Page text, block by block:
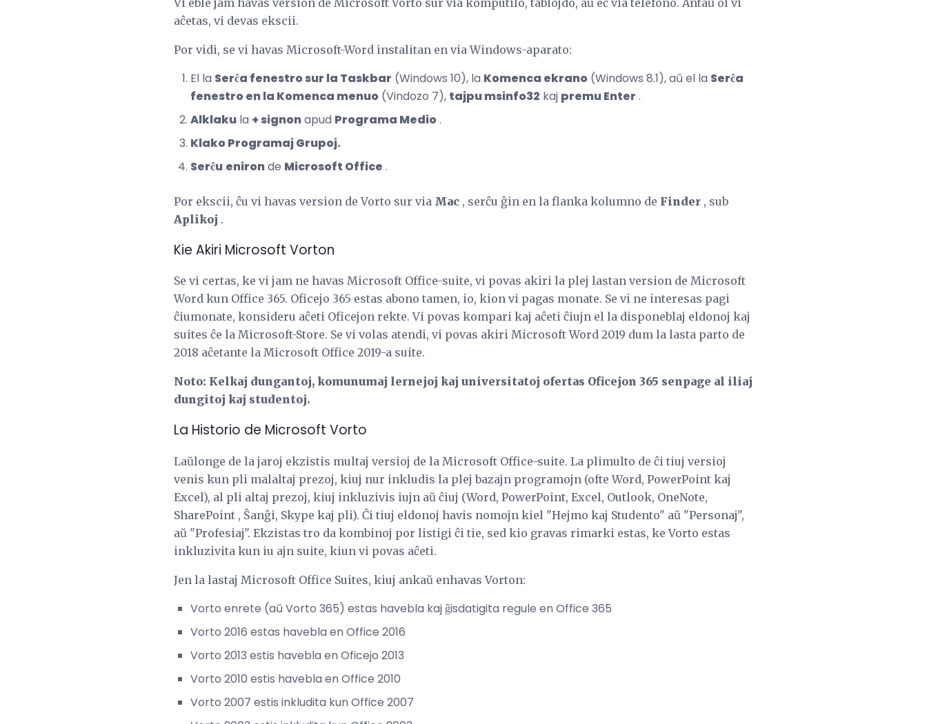
aĉetas, vi devas ekscii.
Por vidi, se vi havas Microsoft-Word instalitan en via Windows-aparato:
El la Serĉa fenestro sur la Taskbar (Windows 10), la Komenca ekrano (Windows 8.1), aŭ el la Serĉa
fenestro en la Komenca menuo (Vindozo 7), tajpu msinfo32 kaj premu Enter .
Alklaku la + signonapud Programa Medio.
Klako Programaj Grupoj.
Serĉu enironde Microsoft Office .
Por ekscii, ĉu vi havas version de Vorto sur via Mac , serĉu ĝin en la flanka kolumno de Finder , sub
Aplikoj .
Kie Akiri Microsoft Vorton
Se vi certas, ke vi jam ne havas Microsoft Office-suite, vi povas akiri la plej lastan version de Microsoft
Word kun Office 365. Oficejo 365 estas abono tamen, io, kion vi pagas monate. Se vi ne interesas pagi
ĉiumonate, konsideru aĉeti Oficejon rekte. Vi povas kompari kaj aĉeti ĉiujn el la disponeblaj eldonoj kaj
suites ĉe la Microsoft-Store. Se vi volas atendi, vi povas akiri Microsoft Word 2019 dum la lasta parto de
2018 aĉetante la Microsoft Office 2019-a suite.
Noto: Kelkaj dungantoj, komunumaj lernejoj kaj universitatoj ofertas Oficejon 365 senpage al iliaj
dungitoj kaj studentoj.
La Historio de Microsoft Vorto
Laŭlonge de la jaroj ekzistis multaj versioj de la Microsoft Office-suite. La plimulto de ĉi tiuj versioj
venis kun pli malaltaj prezoj, kiuj nur inkludis la plej bazajn programojn (ofte Word, PowerPoint kaj
Excel), al pli altaj prezoj, kiuj inkluzivis iujn aŭ ĉiuj (Word, PowerPoint, Excel, Outlook, OneNote,
SharePoint , Ŝanĝi, Skype kaj pli). Ĉi tiuj eldonoj havis nomojn kiel "Hejmo kaj Studento" aŭ "Personaj",
aŭ "Profesiaj". Ekzistas tro da kombinoj por listigi ĉi tie, sed kio gravas rimarki estas, ke Vorto estas
inkluzivita kun iu ajn suite, kiun vi povas aĉeti.
Jen la lastaj Microsoft Office Suites, kiuj ankaŭ enhavas Vorton:
Vorto enrete (aŭ Vorto 365) estas havebla kaj ĝisdatigita regule en Office 365
Vorto 2016 estas havebla en Office 2016
Vorto 2013 estis havebla en Oficejo 2013
Vorto 2010 estis havebla en Office 2010
Vorto 2007 estis inkludita kun Office 2007